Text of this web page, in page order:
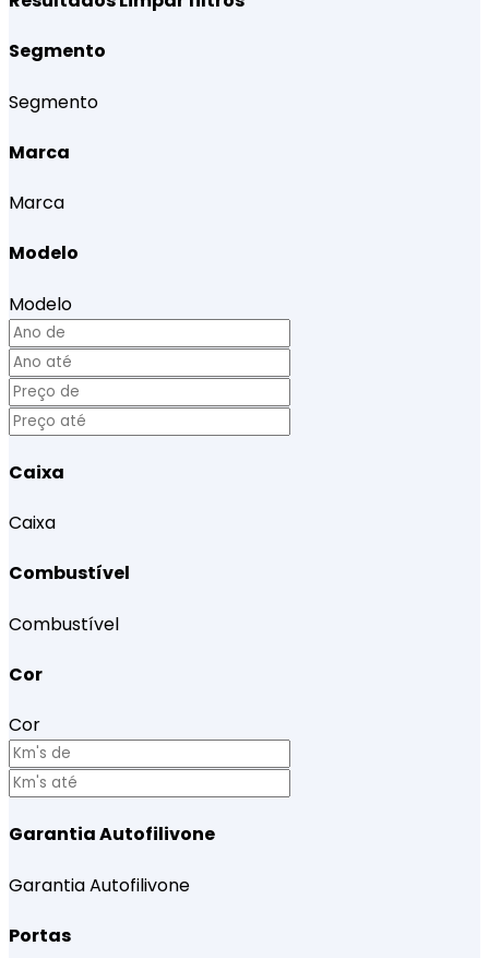
Segmento
Segmento
Marca
Marca
Modelo
Modelo
Caixa
Caixa
Combustível
Combustível
Cor
Cor
Garantia Autofilivone
Garantia Autofilivone
Portas